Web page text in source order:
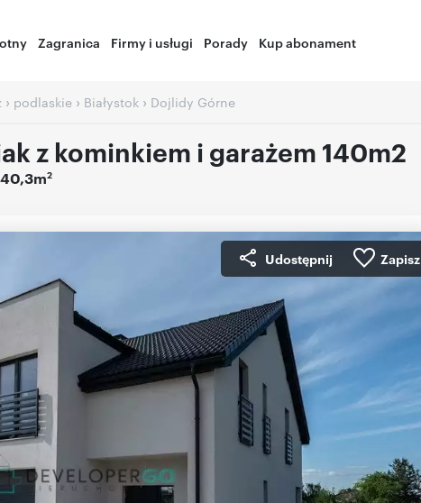
Zagranica Firmy i usługi Porady Kup abonament
› podlaskie › Białystok › Dojlidy Górne
z kominkiem i garażem 140m2
2
Udostępnij Zapisz